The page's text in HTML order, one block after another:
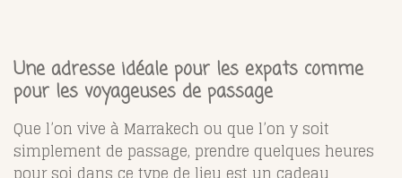
Une adresse idéale pour les expats comme
pour les voyageuses de passage
Que l’on vive à Marrakech ou que l’on y soit
simplement de passage, prendre quelques heures